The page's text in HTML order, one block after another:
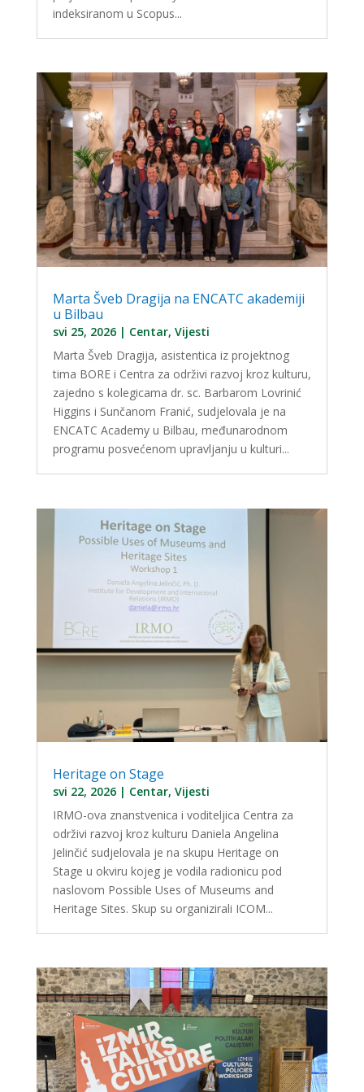
indeksiranom u Scopus...
Marta Šveb Dragija na ENCATC akademiji
u Bilbau
svi 25, 2026| Centar, Vijesti
Marta Šveb Dragija, asistentica iz projektnog
tima BORE i Centra za održivi razvoj kroz kulturu,
zajedno s kolegicama dr. sc. Barbarom Lovrinić
Higgins i Sunčanom Franić, sudjelovala je na
ENCATC Academy u Bilbau, međunarodnom
programu posvećenom upravljanju u kulturi...
Heritage on Stage
svi 22, 2026| Centar, Vijesti
IRMO-ova znanstvenica i voditeljica Centra za
održivi razvoj kroz kulturu Daniela Angelina
Jelinčić sudjelovala je na skupu Heritage on
Stage u okviru kojeg je vodila radionicu pod
naslovom Possible Uses of Museums and
Heritage Sites. Skup su organizirali ICOM...